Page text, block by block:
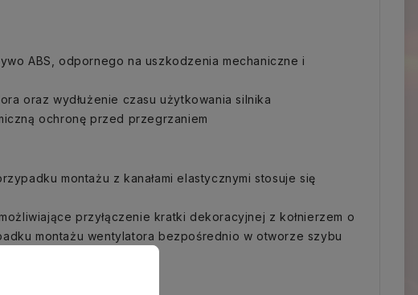
ABS, odpornego na uszkodzenia mechaniczne i
oraz wydłużenie czasu użytkowania silnika
ochronę przed przegrzaniem
montażu z kanałami elastycznymi stosuje się
przyłączenie kratki dekoracyjnej z kołnierzem o
montażu wentylatora bezpośrednio w otworze szybu
ciśnienia